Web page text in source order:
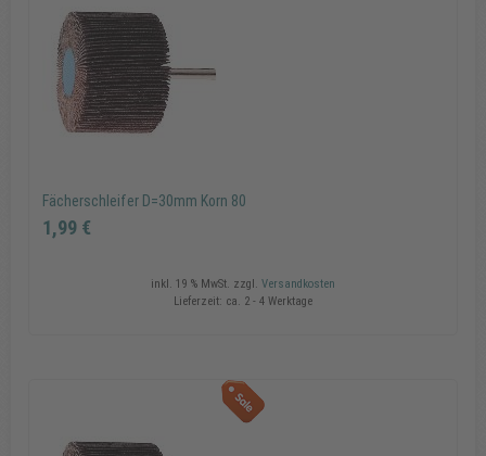
Fächerschleifer D=30mm Korn 80
1,99 €
Fächerschleifer D=30mm Korn 80
1,99 €
inkl. 19 % MwSt. zzgl. Versandkosten
Lieferzeit: ca. 2 - 4 Werktage